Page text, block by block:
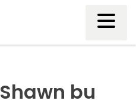
Shawn bu